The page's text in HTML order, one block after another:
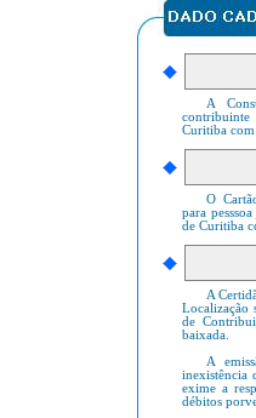
A
Curitiba com
O
para
de Curitiba
A
Localização
de
baixada.
A
inexistência
exime a
débitos